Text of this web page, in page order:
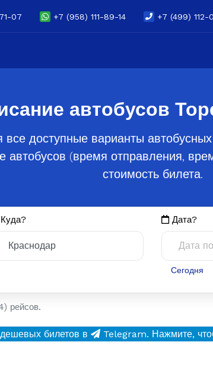
07 +7 (958) 111-89-14 +7 (499) 112-
автобусов
доступные варианты
автобусов (время отправления,
стоимость билета.
Куда? Дата?
Сегодня
рейсов.
билетов в Telegram. Нажмите,